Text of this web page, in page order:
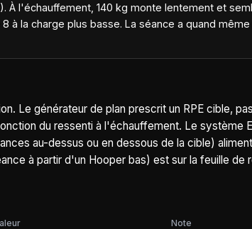
À l'échauffement, 140 kg monte lentement et
à la charge plus basse. La séance a quand
Le générateur de plan prescrit un RPE cible,
du ressenti à l'échauffement. Le système
au-dessus ou en dessous de la cible)
à partir d'un Hooper bas) est sur la feuille de
Note